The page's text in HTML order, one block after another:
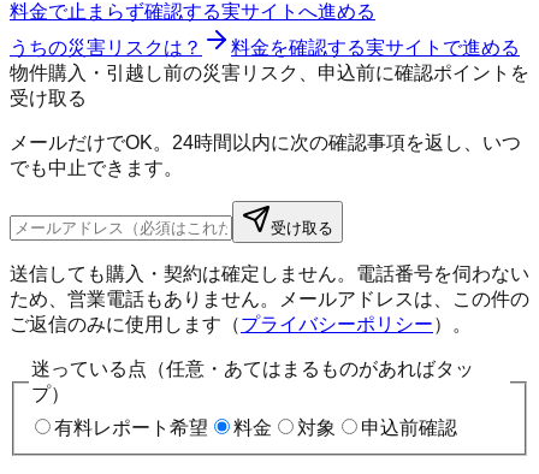
料金で止まらず確認する実サイトへ進める
うちの災害リスクは？
料金を確認する実サイトで進める
物件購入・引越し前の災害リスク、申込前に確認ポイントを
受け取る
メールだけでOK。24時間以内に次の確認事項を返し、いつ
でも中止できます。
受け取る
送信しても購入・契約は確定しません。電話番号を伺わない
ため、営業電話もありません。メールアドレスは、この件の
ご返信のみに使用します（プライバシーポリシー）。
迷っている点（任意・あてはまるものがあればタッ
プ）
有料レポート希望
料金 対象 申込前確認